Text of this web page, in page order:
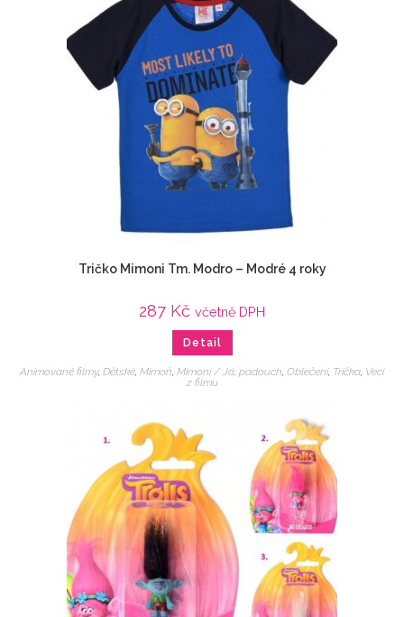
Tričko Mimoni Tm. Modro – Modré 4 roky
287 Kč včetně DPH
Detail
Animované filmy, Dětské Mimoň Mimoni / Já, padouch Oblečení, Trička Veci
z filmu